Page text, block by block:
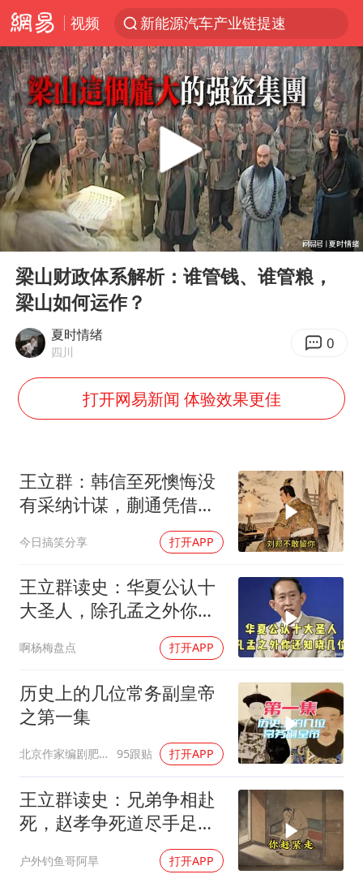
视频
新能源汽车产业链提速
《肖申克的救赎》4K修复版定档
上海青浦区启动防汛防台Ⅰ级响应
贾冰私人饭局被偷拍
大疆错失宇树
辽宁28名务农人员中暑死亡？官方辟谣
SK海力士回应“或出售重庆工厂”传闻
演员秦焰去世 曾出演《狂飙》
费大厨不自称“大王”了
部分银行上调存款利率
朱一龙的鼻子怎么了
成都多趟列车临时停运
下党之路
Play
00:00 03:09
梁山财政体系解析：谁管钱、谁管粮，
梁山如何运作？
夏时情绪
四川 0
打开网易新闻 体验效果更佳
王立群：韩信至死懊悔没
有采纳计谋，蒯通凭借辩
今日搞笑分享 打开APP
王立群读史：华夏公认十
大圣人，除孔孟之外你还
啊杨梅盘点 打开APP
历史上的几位常务副皇帝
之第一集
北京作家编剧肥猪满圈 95跟贴 打开APP
王立群读史：兄弟争相赴
死，赵孝争死道尽手足真
户外钓鱼哥阿旱 打开APP